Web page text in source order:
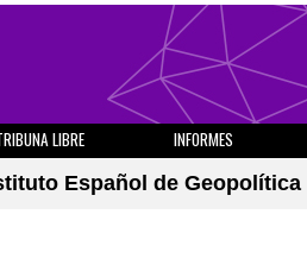
LIBRE INFORMES
Español de Geopolítica